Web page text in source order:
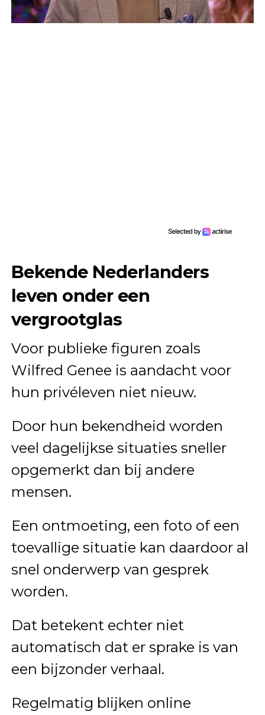
Bekende Nederlanders
leven onder een
vergrootglas
Voor publieke figuren zoals
Wilfred Genee is aandacht voor
hun privéleven niet nieuw.
Door hun bekendheid worden
veel dagelijkse situaties sneller
opgemerkt dan bij andere
mensen.
Een ontmoeting, een foto of een
toevallige situatie kan daardoor al
snel onderwerp van gesprek
worden.
Dat betekent echter niet
automatisch dat er sprake is van
een bijzonder verhaal.
Regelmatig blijken online